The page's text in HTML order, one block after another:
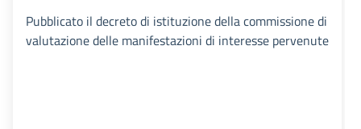
Pubblicato il decreto di istituzione della commissione di
valutazione delle manifestazioni di interesse pervenute